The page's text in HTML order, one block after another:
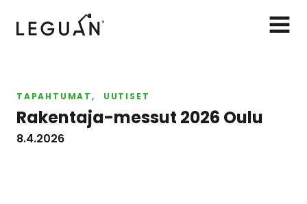
TAPAHTUMAT UUTISET
Rakentaja-messut 2026 Oulu
8.4.2026